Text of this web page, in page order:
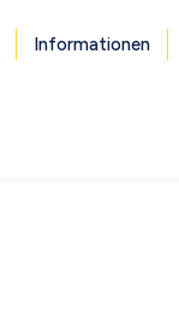
Informationen